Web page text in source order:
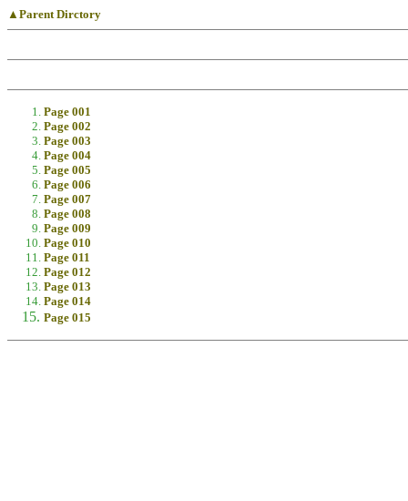
▲Parent Dirctory
Page 001
Page 002
Page 003
Page 004
Page 005
Page 006
Page 007
Page 008
Page 009
Page 010
Page 011
Page 012
Page 013
Page 014
Page 015